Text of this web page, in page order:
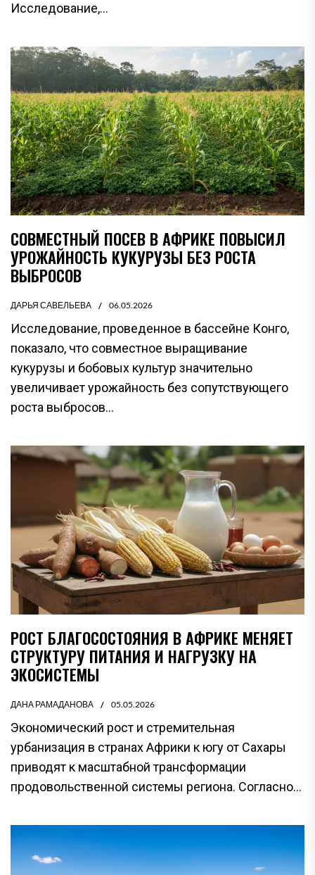
Исследование,...
СОВМЕСТНЫЙ ПОСЕВ В АФРИКЕ ПОВЫСИЛ
УРОЖАЙНОСТЬ КУКУРУЗЫ БЕЗ РОСТА
ВЫБРОСОВ
ДАРЬЯ САВЕЛЬЕВА 06.05.2026
Исследование, проведенное в бассейне Конго,
показало, что совместное выращивание
кукурузы и бобовых культур значительно
увеличивает урожайность без сопутствующего
роста выбросов...
РОСТ БЛАГОСОСТОЯНИЯ В АФРИКЕ МЕНЯЕТ
СТРУКТУРУ ПИТАНИЯ И НАГРУЗКУ НА
ЭКОСИСТЕМЫ
ДАНА РАМАДАНОВА 05.05.2026
Экономический рост и стремительная
урбанизация в странах Африки к югу от Сахары
приводят к масштабной трансформации
продовольственной системы региона. Согласно...